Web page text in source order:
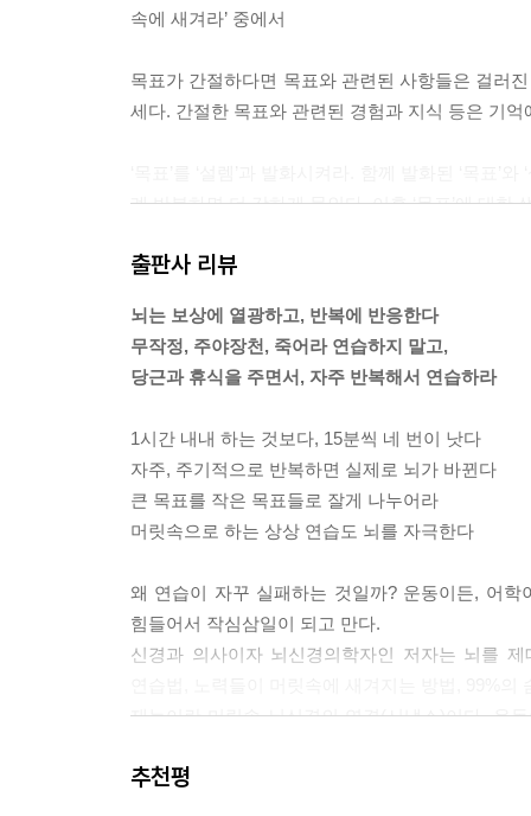
속에 새겨라’ 중에서
목표가 간절하다면 목표와 관련된 사항들은 걸러
세다. 간절한 목표와 관련된 경험과 지식 등은 기
례 반복하면 더 강하게 묶인다. 이후 ‘목표’에 대한
--- ‘목표를 머릿속에 새겨라’ 중에서
출판사 리뷰
뇌는 보상에 열광하고, 반복에 반응한다
무작정, 주야장천, 죽어라 연습하지 말고,
당근과 휴식을 주면서, 자주 반복해서 연습하라
1시간 내내 하는 것보다, 15분씩 네 번이 낫다
자주, 주기적으로 반복하면 실제로 뇌가 바뀐다
큰 목표를 작은 목표들로 잘게 나누어라
머릿속으로 하는 상상 연습도 뇌를 자극한다
왜 연습이 자꾸 실패하는 것일까? 운동이든, 어
힘들어서 작심삼일이 되고 만다.
신경과 의사이자 뇌신경의학자인 저자는 뇌를
재능이란 머릿속 뇌신경의 연결(시냅스)이다. 운
하거나, 언어 훈련을 하다보면 관련 영역의 뇌신
추천평